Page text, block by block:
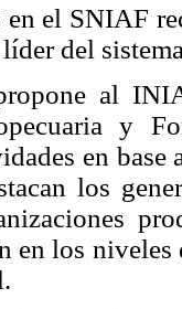
en el SNIAF
del
al
y
en base
los
en los